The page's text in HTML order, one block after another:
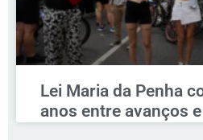
Lei Maria da Penha
anos entre avanços